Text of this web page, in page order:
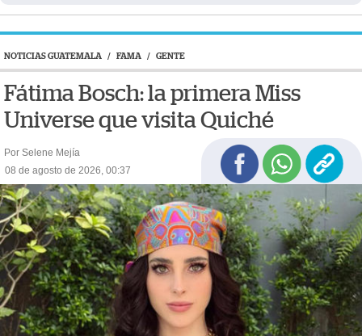
NOTICIAS GUATEMALA / FAMA / GENTE
Fátima Bosch: la primera Miss
Universe que visita Quiché
Por Selene Mejía
08 de agosto de 2026, 00:37